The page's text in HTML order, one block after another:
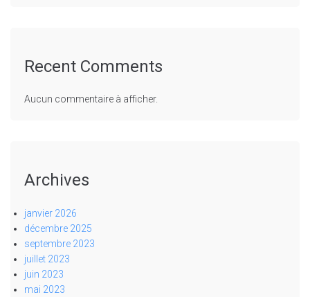
Recent Comments
Aucun commentaire à afficher.
Archives
janvier 2026
décembre 2025
septembre 2023
juillet 2023
juin 2023
mai 2023